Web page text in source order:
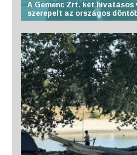
A Gemenc Zrt. két
szerepelt az országos